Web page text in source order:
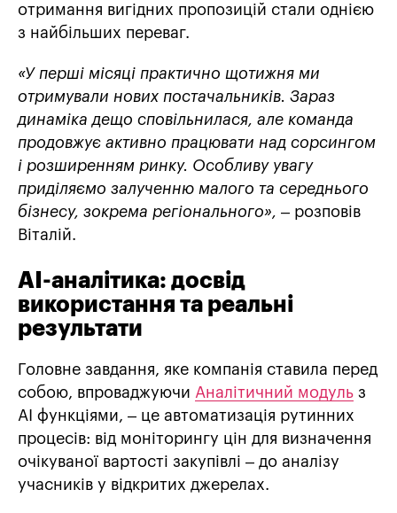
отримання вигідних пропозицій стали однією
з найбільших переваг.
«У перші місяці практично щотижня ми
отримували нових постачальників. Зараз
динаміка дещо сповільнилася, але команда
продовжує активно працювати над сорсингом
і розширенням ринку. Особливу увагу
приділяємо залученню малого та середнього
бізнесу, зокрема регіонального», – розповів
Віталій.
AI-аналітика: досвід
використання та реальні
результати
Головне завдання, яке компанія ставила перед
собою, впроваджуючи Аналітичний модуль з
АІ функціями, – це автоматизація рутинних
процесів: від моніторингу цін для визначення
очікуваної вартості закупівлі – до аналізу
учасників у відкритих джерелах.